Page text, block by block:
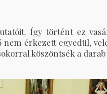
Így történt ez
érkezett egyedül,
köszöntsék a